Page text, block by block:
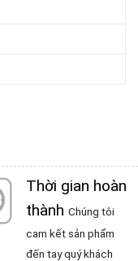
Thời gian hoàn
thành Chúng tôi
cam kết sản phẩm
đến tay quý khách